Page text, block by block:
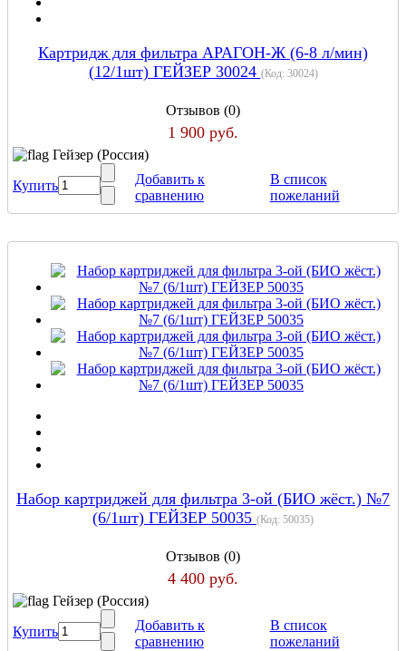
Картридж для фильтра АРАГОН-Ж (6-8 л/мин)
(12/1шт) ГЕЙЗЕР 30024 (Код: 30024)
Отзывов (0)
1 900 руб.
Гейзер (Россия)
Купить
Добавить к
сравнению
В список
пожеланий
Набор картриджей для фильтра 3-ой (БИО жёст.) №7
(6/1шт) ГЕЙЗЕР 50035 (Код: 50035)
Отзывов (0)
4 400 руб.
Гейзер (Россия)
Купить
Добавить к
сравнению
В список
пожеланий